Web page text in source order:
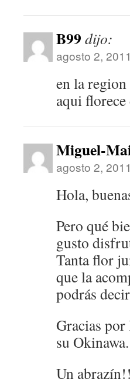
B99 dijo:
agosto 2,
en la
aqui florece
Miguel-
agosto 2,
Hola,
Pero qué
gusto
Tanta flor
que la
podrás
Gracias
su Okinawa.
Un